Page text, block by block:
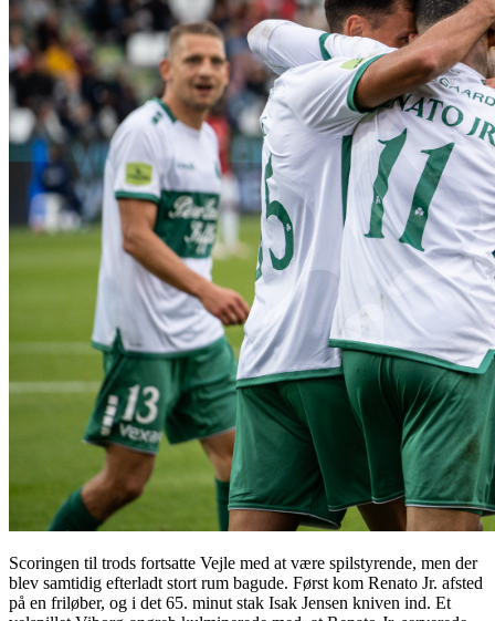
Scoringen til trods fortsatte Vejle med at være spilstyrende, men der
blev samtidig efterladt stort rum bagude. Først kom Renato Jr. afsted
på en friløber, og i det 65. minut stak Isak Jensen kniven ind. Et